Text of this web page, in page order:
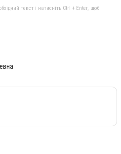
текст і натисніть Ctrl + Enter, щоб